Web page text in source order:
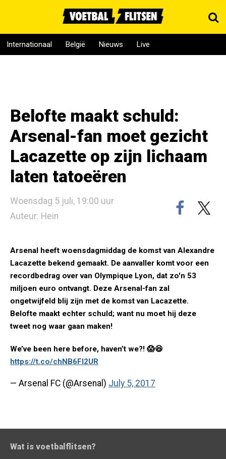
Internationaal België Nieuws Live
Belofte maakt schuld:
Arsenal-fan moet gezicht
Lacazette op zijn lichaam
laten tatoeëren
Woensdag 5 juli, 19:00 uur
Auteur: Hein
Arsenal heeft woensdagmiddag de komst van Alexandre
Lacazette bekend gemaakt. De aanvaller komt voor een
recordbedrag over van Olympique Lyon, dat zo'n 53
miljoen euro ontvangt. Deze Arsenal-fan zal
ongetwijfeld blij zijn met de komst van Lacazette.
Belofte maakt echter schuld; want nu moet hij deze
tweet nog waar gaan maken!
We’ve been here before, haven’t we?! 😱😆
https://t.co/chNB6Fl2UR
— Arsenal FC (@Arsenal) July 5, 2017
Wat is voetbalflitsen?